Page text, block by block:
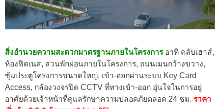
สิ่งอำนวยความสะดวกมาตรฐานภายในโครงการ อาทิ คลับเฮาส์,
ห้องฟิตเนส, สวนพักผ่อนภายในโครงการ, ถนนเมนกว้างขวาง,
ซุ้มประตูโครงการขนาดใหญ่, เข้า-ออกผ่านระบบ Key Card
Access, กล้องวงจรปิด CCTV ที่ทางเข้า-ออก อุ่นใจในการอยู่
อาศัยด้วยเจ้าหน้าที่ดูแลรักษาความปลอดภัยตลอด 24 ชม. ราคา